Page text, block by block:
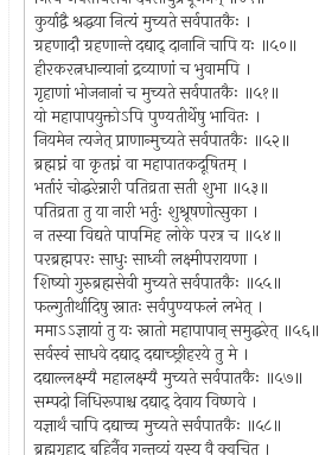
कुर्याद्वै श्रद्धया नित्यं मुच्यते सर्वपातकैः ।
ग्रहणादौ ग्रहणान्ते दद्याद् दानानि चापि यः ॥५०॥
हीरकरत्नधान्यानां द्रव्याणां च भुवामपि ।
गृहाणां भोजनानां च मुच्यते सर्वपातकैः ॥५१॥
यो महापापयुक्तोऽपि पुण्यतीर्थेषु भावितः ।
नियमेन त्यजेत् प्राणान्मुच्यते सर्वपातकैः ॥५२॥
ब्रह्मघ्नं वा कृतघ्नं वा महापातकदूषितम् ।
भर्तारं चोद्धरेन्नारी पतिव्रता सती शुभा ॥५३॥
पतिव्रता तु या नारी भर्तुः शुश्रूषणोत्सुका ।
न तस्या विद्यते पापमिह लोके परत्र च ॥५४॥
परब्रह्मपरः साधुः साध्वी लक्ष्मीपरायणा ।
शिष्यो गुरुब्रह्मसेवी मुच्यते सर्वपातकैः ॥५५॥
फल्गुतीर्थादिषु स्नातः सर्वपुण्यफलं लभेत् ।
ममाऽऽज्ञायां तु यः स्नातो महापापान् समुद्धरेत् ॥५६॥
सर्वस्वं साधवे दद्याद् दद्याच्छ्रीहरये तु मे ।
दद्याल्लक्ष्म्यै महालक्ष्म्यै मुच्यते सर्वपातकैः ॥५७॥
सम्पदो निधिरूपाश्च दद्याद् देवाय विष्णवे ।
यज्ञार्थं चापि दद्याच्च मुच्यते सर्वपातकैः ॥५८॥
ब्रह्मगृहाद् बहिर्नैव गन्तव्यं यस्य वै क्वचित् ।